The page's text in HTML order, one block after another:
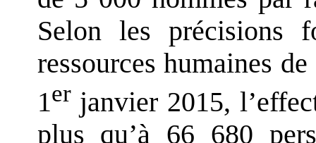
Selon les précisions
ressources humaines
1erjanvier 2015,
plus qu’à 66 680